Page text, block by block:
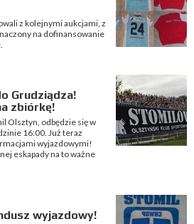
z kolejnymi aukcjami, z
na dofinansowanie
Grudziądza!
zbiórkę!
Olsztyn, odbędzie się w
16:00. Już teraz
wyjazdowymi!
eskapady na to ważne
wyjazdowy!